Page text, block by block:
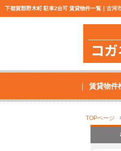
下都賀郡野木町 駐車2台可 賃貸物件一覧｜古河
賃貸物件
TOPページ